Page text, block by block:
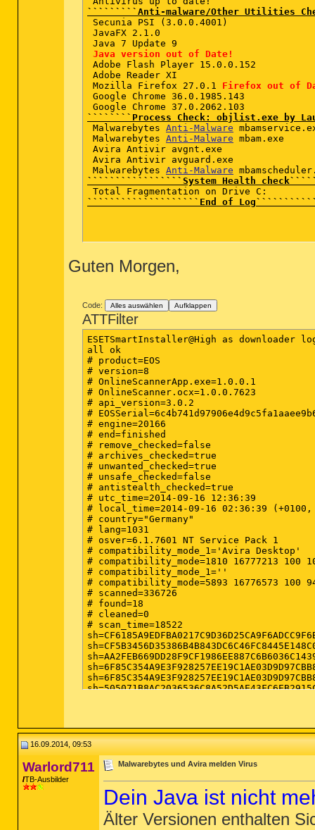
R2 MBAMService; C:\Program Files (x86)\
`````````Anti-malware/Other Utilities
Secunia PSI (3.0.0.4001)
JavaFX 2.1.0
Java 7 Update 9
Java version out of Date!
Adobe Flash Player 15.0.0.152
Adobe Reader XI
Mozilla Firefox 27.0.1 Firefox out of
Google Chrome 36.0.1985.143
````````Process Check: objlist.exe by
Malwarebytes Anti-Malware
Malwarebytes Anti-Malware mbam.exe
Avira Antivir avgnt.exe
Avira Antivir avguard.exe
Malwarebytes Anti-Malware
`````````````````System Health
````````````````````End of
Guten Morgen,
Code: Alles auswählen Aufklappen
ATTFilter
ESETSmartInstaller@High as downloader
all ok
# product=EOS
# version=8
# OnlineScannerApp.exe=1.0.0.1
# OnlineScanner.ocx=1.0.0.7623
# api_version=3.0.2
#
# engine=20166
# end=finished
# remove_checked=false
# archives_checked=true
# unwanted_checked=true
# unsafe_checked=false
# antistealth_checked=true
# utc_time=2014-09-16 12:36:39
# local_time=2014-09-16 02:36:39
# country="Germany"
# lang=1031
# osver=6.1.7601 NT Service Pack 1
# compatibility_mode_1='Avira Desktop'
# compatibility_mode=1810 16777213 100
# compatibility_mode_1=''
# compatibility_mode=5893 16776573 100
# scanned=336726
# found=18
# cleaned=0
# scan_time=18522
16.09.2014, 09:53
Warlord711
TB-Ausbilder
Malwarebytes und Avira melden Virus
Dein Java ist nicht
Älter Versionen enthalten